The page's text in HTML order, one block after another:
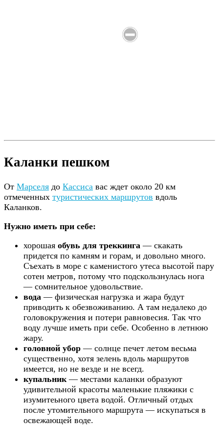
Каланки пешком
От Марселя до Кассиса вас ждет около 20 км
отмеченных туристических маршрутов вдоль
Каланков.
Нужно иметь при себе:
хорошая обувь для треккинга — скакать
придется по камням и горам, и довольно много.
Съехать в море с каменистого утеса высотой пару
сотен метров, потому что подскользнулась нога
— сомнительное удовольствие.
вода — физическая нагрузка и жара будут
приводить к обезвоживанию. А там недалеко до
головокружения и потери равновесия. Так что
воду лучше иметь при себе. Особенно в летнюю
жару.
головной убор — солнце печет летом весьма
существенно, хотя зелень вдоль маршрутов
имеется, но не везде и не всегд.
купальник— местами каланки образуют
удивительной красоты маленькие пляжики с
изумитеьного цвета водой. Отличный отдых
после утомительного маршрута — искупаться в
освежающей воде.